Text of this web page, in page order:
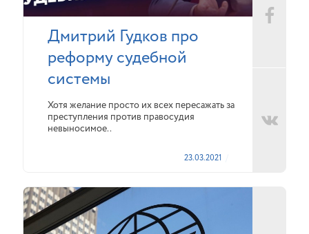
Дмитрий Гудков про
реформу судебной
системы
Хотя желание просто их всех пересажать за
преступления против правосудия
невыносимое..
23.03.2021